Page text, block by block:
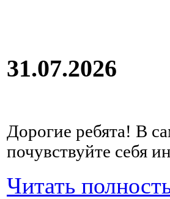
31.07.2026
Дорогие ребята! В
почувствуйте себя
Читать